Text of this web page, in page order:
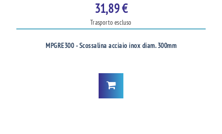
31,89 €
Trasporto escluso
MPGRE300 - Scossalina acciaio inox diam. 300mm